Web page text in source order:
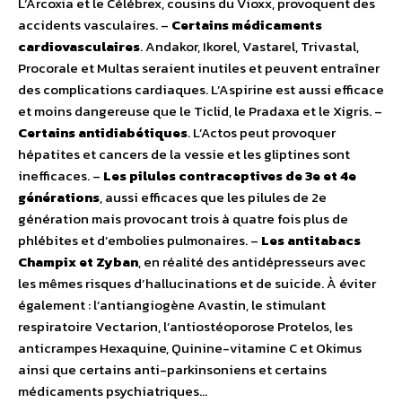
accidents vasculaires. – Certains médicaments
cardiovasculaires. Andakor, Ikorel, Vastarel, Trivastal,
Procorale et Multas seraient inutiles et peuvent entraîner
des complications cardiaques. L’Aspirine est aussi efficace
et moins dangereuse que le Ticlid, le Pradaxa et le Xigris. –
Certains antidiabétiques. L’Actos peut provoquer
hépatites et cancers de la vessie et les gliptines sont
inefficaces. – Les pilules contraceptives de 3e et 4e
générations, aussi efficaces que les pilules de 2e
génération mais provocant trois à quatre fois plus de
phlébites et d’embolies pulmonaires. – Les antitabacs
Champix et Zyban, en réalité des antidépresseurs avec
les mêmes risques d’hallucinations et de suicide. À éviter
également : l’antiangiogène Avastin, le stimulant
respiratoire Vectarion, l’antiostéoporose Protelos, les
anticrampes Hexaquine, Quinine-vitamine C et Okimus
ainsi que certains anti-parkinsoniens et certains
médicaments psychiatriques…